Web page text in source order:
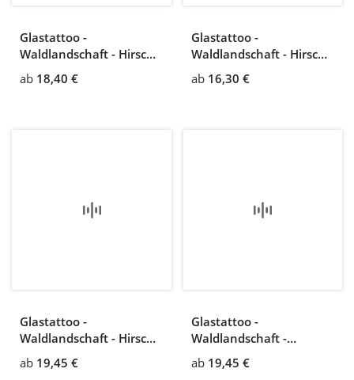
Glastattoo -
Waldlandschaft - Hirsch
im Wald
ab 18,40 €
Glastattoo -
Waldlandschaft - Hirsch
und Reh auf einer
Lichtung
ab 16,30 €
Glastattoo -
Waldlandschaft - Hirsch
und Reh im Wald
ab 19,45 €
Glastattoo -
Waldlandschaft -
Waldlichtung mit einem
Bach und vier Vögeln
ab 19,45 €